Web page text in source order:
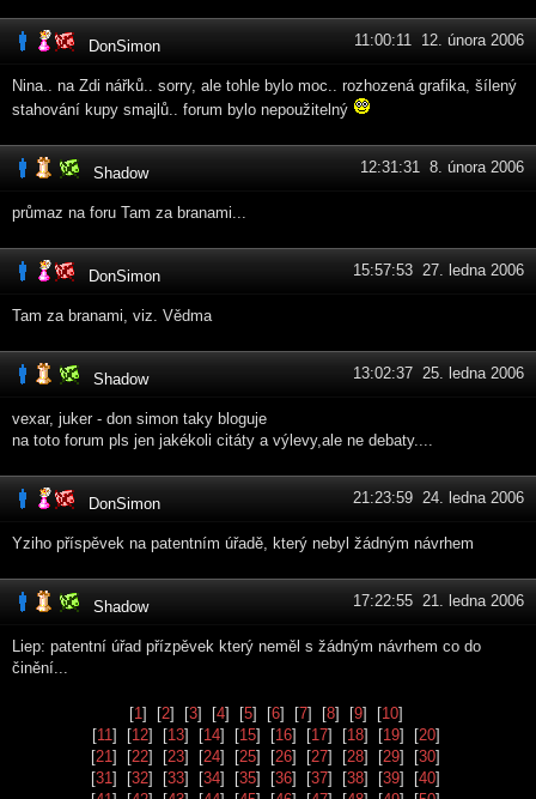
DonSimon 11:00:11 12. února 2006
Nina.. na Zdi nářků.. sorry, ale tohle bylo moc.. rozhozená grafika, šílený
stahování kupy smajlů.. forum bylo nepoužitelný
Shadow 12:31:31 8. února 2006
průmaz na foru Tam za branami...
DonSimon 15:57:53 27. ledna 2006
Tam za branami, viz. Vědma
Shadow 13:02:37 25. ledna 2006
vexar, juker - don simon taky bloguje
na toto forum pls jen jakékoli citáty a výlevy,ale ne debaty....
DonSimon 21:23:59 24. ledna 2006
Yziho příspěvek na patentním úřadě, který nebyl žádným návrhem
Shadow 17:22:55 21. ledna 2006
Liep: patentní úřad přízpěvek který neměl s žádným návrhem co do
činění...
[1] [2] [3] [4] [5] [6] [7] [8] [9] [10]
[11] [12] [13] [14] [15] [16] [17] [18] [19] [20]
[21] [22] [23] [24] [25] [26] [27] [28] [29] [30]
[31] [32] [33] [34] [35] [36] [37] [38] [39] [40]